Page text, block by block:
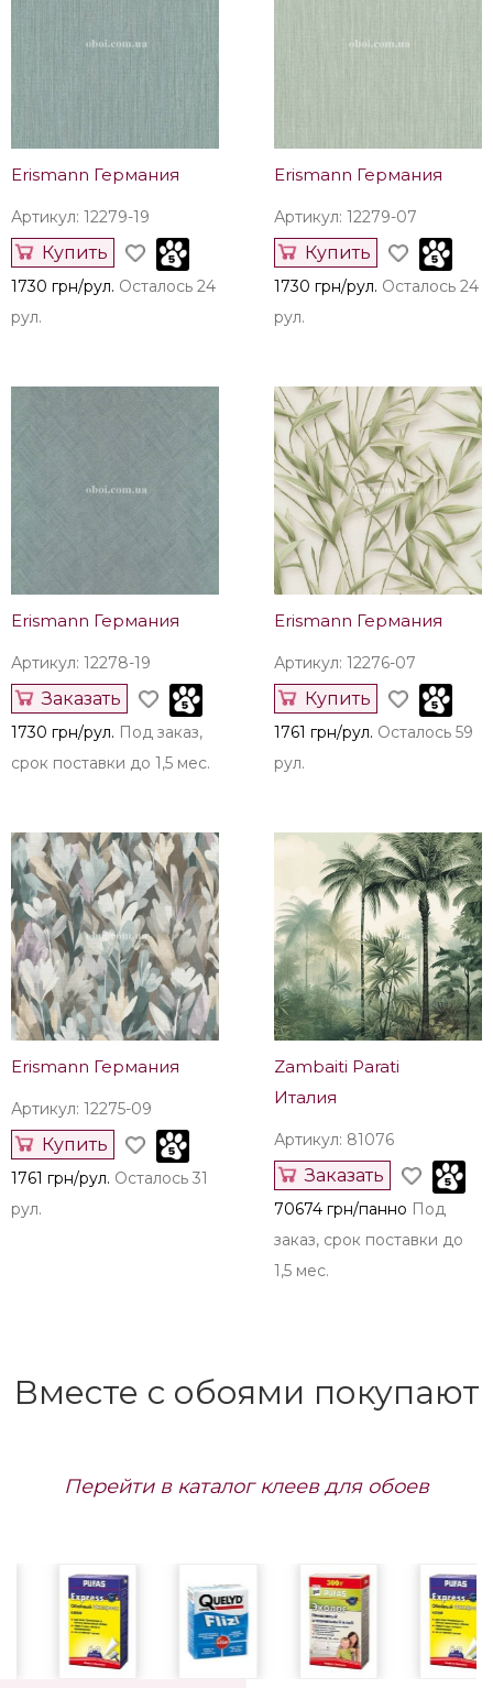
Erismann Германия
Артикул: 12279-19
Купить
1730 грн/рул. Осталось 24
рул.
Erismann Германия
Артикул: 12279-07
Купить
1730 грн/рул. Осталось 24
рул.
Erismann Германия
Артикул: 12278-19
Заказать
1730 грн/рул. Под заказ,
срок поставки до 1,5 мес.
Erismann Германия
Артикул: 12276-07
Купить
1761 грн/рул. Осталось 59
рул.
Erismann Германия
Артикул: 12275-09
Купить
1761 грн/рул. Осталось 31
рул.
Zambaiti Parati
Италия
Артикул: 81076
Заказать
70674 грн/панно Под
заказ, срок поставки до
1,5 мес.
Вместе с обоями покупают
Перейти в каталог клеев для обоев